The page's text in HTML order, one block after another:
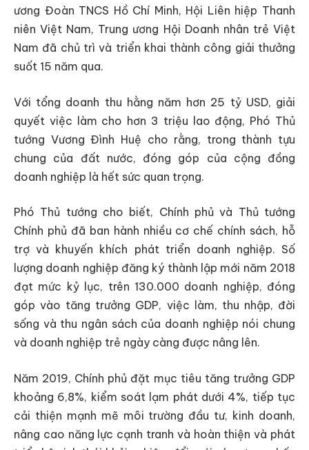
ương Đoàn TNCS Hồ Chí Minh, Hội Liên hiệp Thanh
niên Việt Nam, Trung ương Hội Doanh nhân trẻ Việt
Nam đã chủ trì và triển khai thành công giải thưởng
suốt 15 năm qua.
Với tổng doanh thu hằng năm hơn 25 tỷ USD, giải
quyết việc làm cho hơn 3 triệu lao động, Phó Thủ
tướng Vương Đình Huệ cho rằng, trong thành tựu
chung của đất nước, đóng góp của cộng đồng
doanh nghiệp là hết sức quan trọng.
Phó Thủ tướng cho biết, Chính phủ và Thủ tướng
Chính phủ đã ban hành nhiều cơ chế chính sách, hỗ
trợ và khuyến khích phát triển doanh nghiệp. Số
lượng doanh nghiệp đăng ký thành lập mới năm 2018
đạt mức kỷ lục, trên 130.000 doanh nghiệp, đóng
góp vào tăng trưởng GDP, việc làm, thu nhập, đời
sống và thu ngân sách của doanh nghiệp nói chung
và doanh nghiệp trẻ ngày càng được nâng lên.
Năm 2019, Chính phủ đặt mục tiêu tăng trưởng GDP
khoảng 6,8%, kiểm soát lạm phát dưới 4%, tiếp tục
cải thiện mạnh mẽ môi trường đầu tư, kinh doanh,
nâng cao năng lực cạnh tranh và hoàn thiện và phát